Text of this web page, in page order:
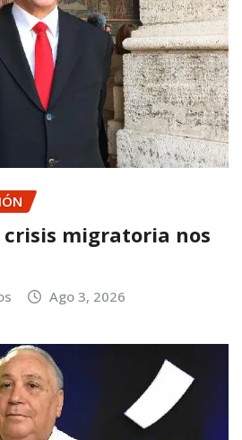
migratoria nos
Ago 3, 2026